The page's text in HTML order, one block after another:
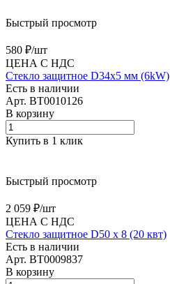
Быстрый просмотр
580 ₽/шт
ЦЕНА С НДС
Стекло защитное D34х5 мм (6kW)
Есть в наличии
Арт. BT0010126
В корзину
Купить в 1 клик
Быстрый просмотр
2 059 ₽/шт
ЦЕНА С НДС
Стекло защитное D50 х 8 (20 квт)
Есть в наличии
Арт. BT0009837
В корзину